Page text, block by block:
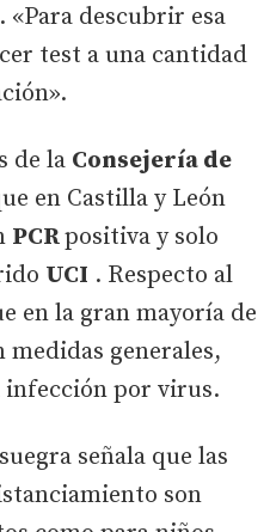
descubrir esa
test a una cantidad
de la Consejería de
en Castilla y León
PCRpositiva y solo
UCI . Respecto al
en la gran mayoría de
medidas generales,
por virus.
señala que las
son